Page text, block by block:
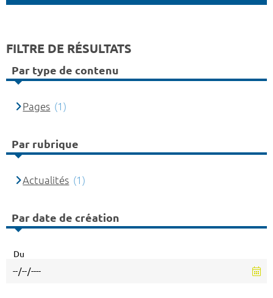
FILTRE DE RÉSULTATS
Par type de contenu
Pages (1)
Par rubrique
Actualités (1)
Par date de création
Du